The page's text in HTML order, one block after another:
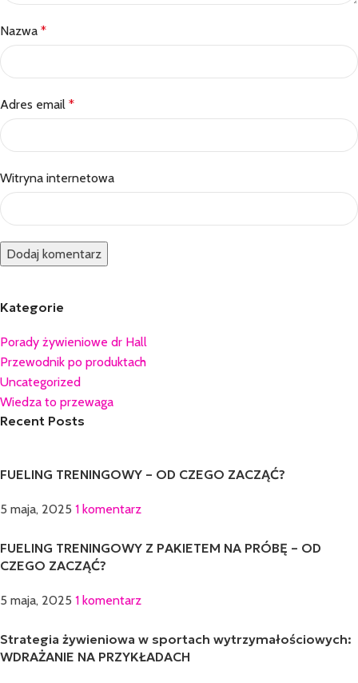
Nazwa *
Adres email *
Witryna internetowa
Kategorie
Porady żywieniowe dr Hall
Przewodnik po produktach
Uncategorized
Wiedza to przewaga
Recent Posts
FUELING TRENINGOWY – OD CZEGO ZACZĄĆ?
5 maja, 2025 1 komentarz
FUELING TRENINGOWY Z PAKIETEM NA PRÓBĘ – OD
CZEGO ZACZĄĆ?
5 maja, 2025 1 komentarz
Strategia żywieniowa w sportach wytrzymałościowych:
WDRAŻANIE NA PRZYKŁADACH